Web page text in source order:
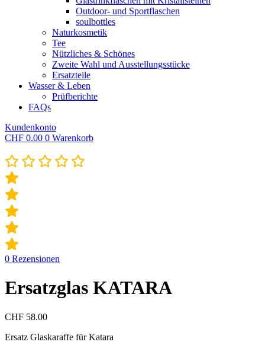
Outdoor- und Sportflaschen
soulbottles
Naturkosmetik
Tee
Nützliches & Schönes
Zweite Wahl und Ausstellungsstücke
Ersatzteile
Wasser & Leben
Prüfberichte
FAQs
Kundenkonto
CHF 0.00 0 Warenkorb
0 Rezensionen
Ersatzglas KATARA
CHF 58.00
Ersatz Glaskaraffe für Katara